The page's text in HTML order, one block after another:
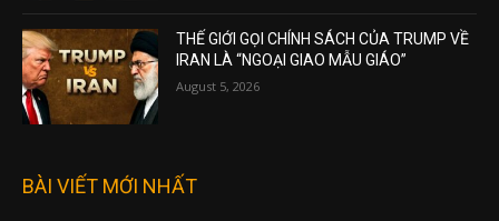
THẾ GIỚI GỌI CHÍNH SÁCH CỦA TRUMP VỀ
IRAN LÀ “NGOẠI GIAO MẪU GIÁO”
August 5, 2026
BÀI VIẾT MỚI NHẤT